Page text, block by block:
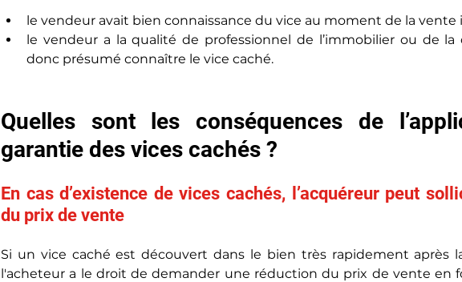
le vendeur avait bien connaissance du vice au moment de la
le vendeur a la qualité de professionnel de l’immobilier ou de
donc présumé connaître le vice caché.
Quelles sont les conséquences de
garantie des vices cachés ?
En cas d’existence de vices cachés, l’acquéreur peut
du prix de vente
Si un vice caché est découvert dans le bien très rapidement après
l'acheteur a le droit de demander une réduction du prix de vente en